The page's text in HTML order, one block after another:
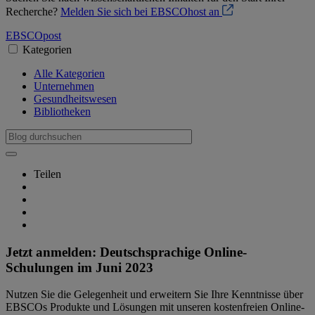
Recherche? Melden Sie sich bei EBSCOhost an
EBSCOpost
Kategorien
Alle Kategorien
Unternehmen
Gesundheitswesen
Bibliotheken
Teilen
Jetzt anmelden: Deutschsprachige Online-
Schulungen im Juni 2023
Nutzen Sie die Gelegenheit und erweitern Sie Ihre Kenntnisse über
EBSCOs Produkte und Lösungen mit unseren kostenfreien Online-